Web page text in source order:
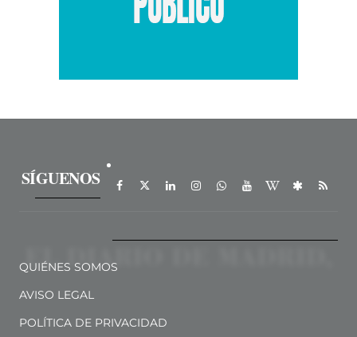
SÍGUENOS
QUIÉNES SOMOS
AVISO LEGAL
POLÍTICA DE PRIVACIDAD